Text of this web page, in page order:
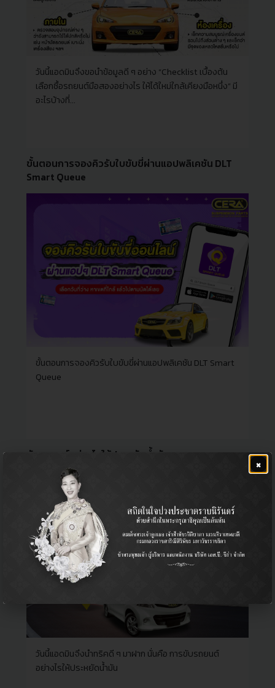
วันนี้แอดมินจึงขอนำข้อมูลดี ๆ อย่าง “Checklist เบื้องต้น
เลือกซื้อรถยนต์มือสองอย่างไร ให้ได้ใหม่ใกล้เคียงมือหนึ่ง” มี
อะไรบ้างที่...
ขั้นตอนการจองคิวรับใบขับขี่ผ่านแอปพลิเคชัน DLT
Smart Queue
ขั้นตอนการจองคิวรับใบขับขี่ผ่านแอปพลิเคชัน DLT Smart
Queue
ขับรถยนต์อย่างไรให้ประหยัดน้ำมัน
วันนี้แอดมินจึงนำทริคดี ๆ มาฝาก นั่นคือ การขับรถยนต์
อย่างไรให้ประหยัดน้ำมัน
×